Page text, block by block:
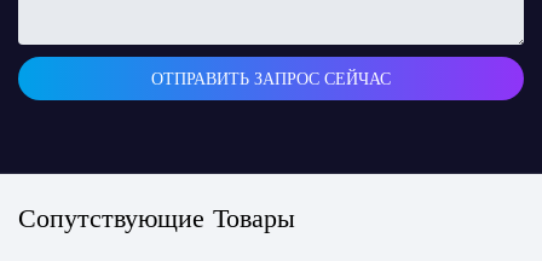
ОТПРАВИТЬ ЗАПРОС СЕЙЧАС
Сопутствующие Товары